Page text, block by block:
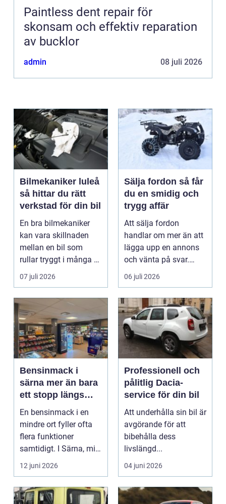
Paintless dent repair för
skonsam och effektiv reparation
av bucklor
admin 08 juli 2026
Bilmekaniker luleå
så hittar du rätt
verkstad för din bil
En bra bilmekaniker
kan vara skillnaden
mellan en bil som
rullar tryggt i många år
och återkommande ...
07 juli 2026
Sälja fordon så får
du en smidig och
trygg affär
Att sälja fordon
handlar om mer än att
lägga upp en annons
och vänta på svar.
Många vill få en bra
p...
06 juli 2026
Bensinmack i
särna mer än bara
ett stopp längs
vägen
En bensinmack i en
mindre ort fyller ofta
flera funktioner
samtidigt. I Särna, mitt
i norra Dalarna,...
12 juni 2026
Professionell och
pålitlig Dacia-
service för din bil
Att underhålla sin bil är
avgörande för att
bibehålla dess
livslängd...
04 juni 2026